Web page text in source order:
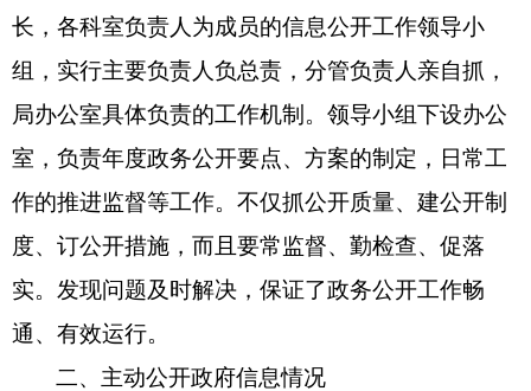
长，各科室负责人为成员的信息公开工作领导小
组，实行主要负责人负总责，分管负责人亲自抓，
局办公室具体负责的工作机制。领导小组下设办公
室，负责年度政务公开要点、方案的制定，日常工
作的推进监督等工作。不仅抓公开质量、建公开制
度、订公开措施，而且要常监督、勤检查、促落
实。发现问题及时解决，保证了政务公开工作畅
通、有效运行。
二、主动公开政府信息情况